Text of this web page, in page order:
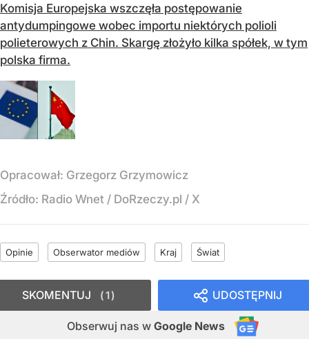
Komisja Europejska wszczęła postępowanie
antydumpingowe wobec importu niektórych polioli
polieterowych z Chin. Skargę złożyło kilka spółek, w tym
polska firma.
Opracował: Grzegorz Grzymowicz
Źródło: Radio Wnet / DoRzeczy.pl / X
Opinie Obserwator mediów Kraj Świat
UDOSTĘPNIJ
Obserwuj nas w Google News
SKOMENTUJ 1